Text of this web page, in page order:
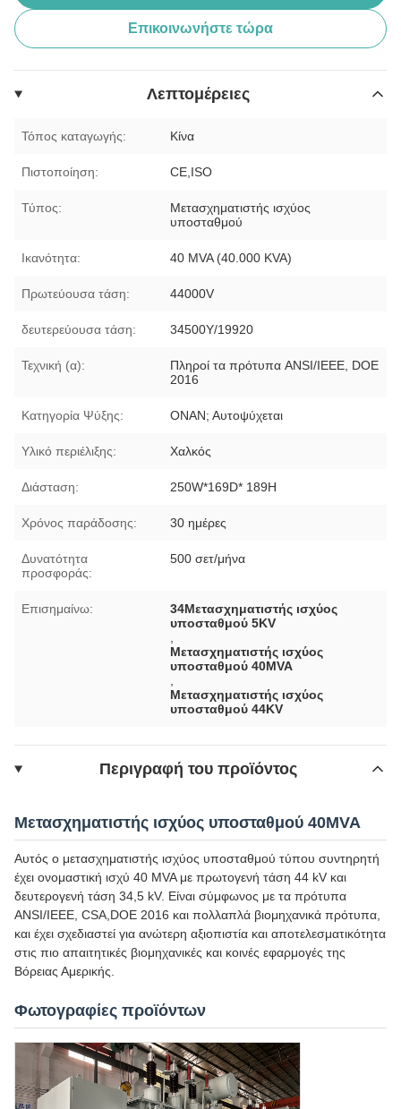
Επικοινωνήστε τώρα
Λεπτομέρειες
Τόπος καταγωγής: Κίνα
Πιστοποίηση: CE,ISO
Τύπος:
Μετασχηματιστής ισχύος
υποσταθμού
Ικανότητα: 40 MVA (40.000 KVA)
Πρωτεύουσα τάση: 44000V
δευτερεύουσα τάση: 34500Y/19920
Τεχνική (α):
Πληροί τα πρότυπα ANSI/IEEE, DOE
2016
Κατηγορία Ψύξης: ΟΝΑΝ; Αυτοψύχεται
Υλικό περιέλιξης: Χαλκός
Διάσταση: 250W*169D* 189H
Χρόνος παράδοσης: 30 ημέρες
Δυνατότητα
προσφοράς:
500 σετ/μήνα
Επισημαίνω:
34Μετασχηματιστής ισχύος
υποσταθμού 5KV
Μετασχηματιστής ισχύος
υποσταθμού 40MVA
Μετασχηματιστής ισχύος
υποσταθμού 44KV
Περιγραφή του προϊόντος
Μετασχηματιστής ισχύος υποσταθμού 40MVA
Αυτός ο μετασχηματιστής ισχύος υποσταθμού τύπου συντηρητή
έχει ονομαστική ισχύ 40 MVA με πρωτογενή τάση 44 kV και
δευτερογενή τάση 34,5 kV. Είναι σύμφωνος με τα πρότυπα
ANSI/IEEE, CSA,DOE 2016 και πολλαπλά βιομηχανικά πρότυπα,
και έχει σχεδιαστεί για ανώτερη αξιοπιστία και αποτελεσματικότητα
στις πιο απαιτητικές βιομηχανικές και κοινές εφαρμογές της
Βόρειας Αμερικής.
Φωτογραφίες προϊόντων